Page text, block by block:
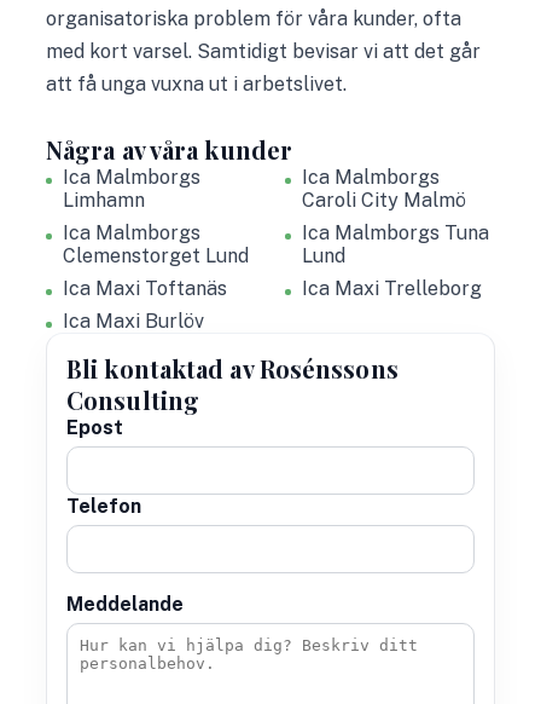
organisatoriska problem för våra kunder, ofta
med kort varsel. Samtidigt bevisar vi att det går
att få unga vuxna ut i arbetslivet.
Några av våra kunder
Ica Malmborgs
Limhamn
Ica Malmborgs
Caroli City Malmö
Ica Malmborgs
Clemenstorget Lund
Ica Malmborgs Tuna
Lund
Ica Maxi Toftanäs
Ica Maxi Trelleborg
Ica Maxi Burlöv
Bli kontaktad av Rosénssons
Consulting
Epost
Telefon
Meddelande